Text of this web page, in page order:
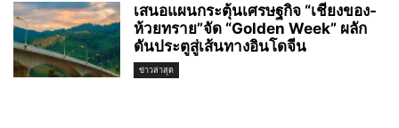
เสนอแผนกระตุ้นเศรษฐกิจ “เชียงของ-
ห้วยทราย”จัด “Golden Week” ผลัก
ดันประตูสู่เส้นทางอินโดจีน
ข่าวล่าสุด